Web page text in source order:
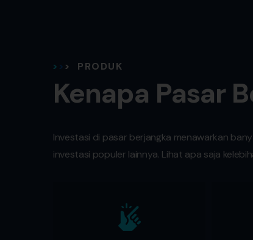
PRODUK
Kenapa Pasar
Investasi di pasar berjangka menawarkan
investasi populer lainnya. Lihat apa saja